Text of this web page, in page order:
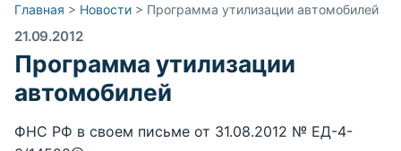
Главная > Новости > Программа утилизации автомобилей
21.09.2012
Программа утилизации
автомобилей
ФНС РФ в своем письме от 31.08.2012 № ЕД-4-